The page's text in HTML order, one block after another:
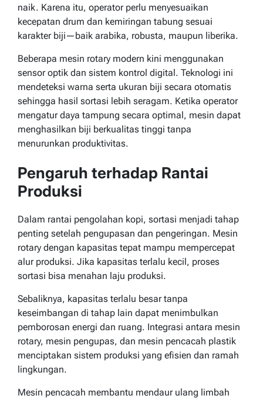
naik. Karena itu, operator perlu menyesuaikan
kecepatan drum dan kemiringan tabung sesuai
karakter biji—baik arabika, robusta, maupun liberika.
Beberapa mesin rotary modern kini menggunakan
sensor optik dan sistem kontrol digital. Teknologi ini
mendeteksi warna serta ukuran biji secara otomatis
sehingga hasil sortasi lebih seragam. Ketika operator
mengatur daya tampung secara optimal, mesin dapat
menghasilkan biji berkualitas tinggi tanpa
menurunkan produktivitas.
Pengaruh terhadap Rantai
Produksi
Dalam rantai pengolahan kopi, sortasi menjadi tahap
penting setelah pengupasan dan pengeringan. Mesin
rotary dengan kapasitas tepat mampu mempercepat
alur produksi. Jika kapasitas terlalu kecil, proses
sortasi bisa menahan laju produksi.
Sebaliknya, kapasitas terlalu besar tanpa
keseimbangan di tahap lain dapat menimbulkan
pemborosan energi dan ruang. Integrasi antara mesin
rotary, mesin pengupas, dan mesin pencacah plastik
menciptakan sistem produksi yang efisien dan ramah
lingkungan.
Mesin pencacah membantu mendaur ulang limbah